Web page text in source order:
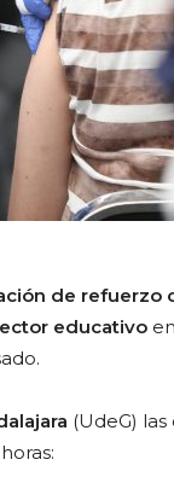
de refuerzo
educativo
(UdeG)